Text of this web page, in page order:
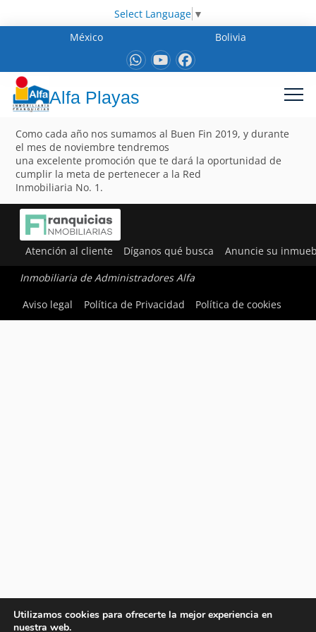
Select Language ▼
México
Bolivia
Alfa Playas
Como cada año nos sumamos al Buen Fin 2019, y durante
el mes de noviembre tendremos
una excelente promoción que te dará la oportunidad de
cumplir la meta de pertenecer a la Red
Inmobiliaria No. 1.
Atención al cliente Díganos qué busca Anuncie su
Inmobiliaria de Administradores Alfa
Aviso legal
Política de Privacidad Política de cookies
Utilizamos cookies para ofrecerte la mejor experiencia en
nuestra web.